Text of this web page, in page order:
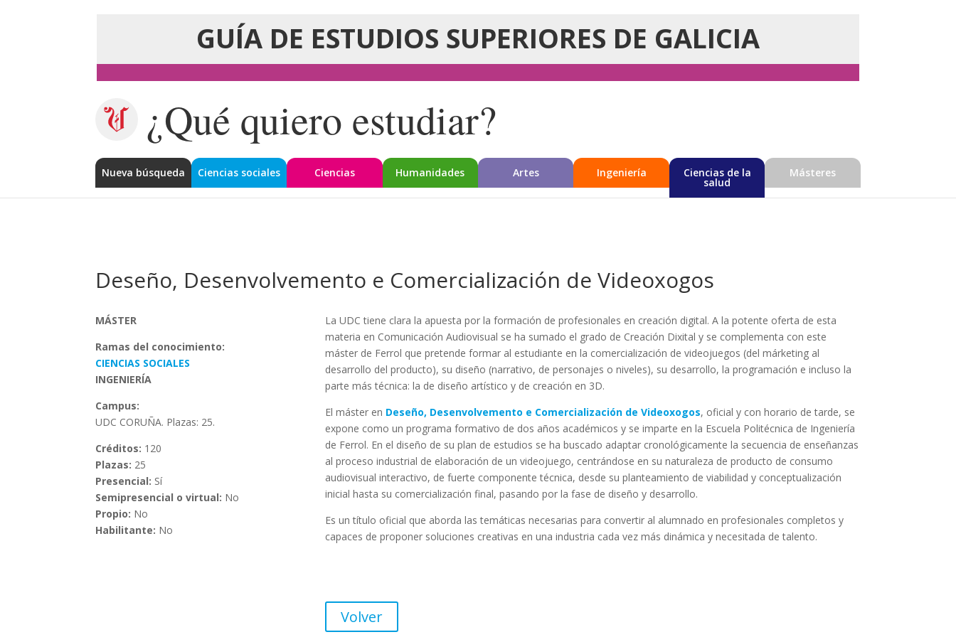
GUÍA DE ESTUDIOS SUPERIORES DE GALICIA
¿Qué quiero estudiar?
Nueva búsqueda Ciencias sociales Ciencias Humanidades Artes Ingeniería Ciencias de la
salud
Másteres
Deseño, Desenvolvemento e Comercialización de Videoxogos
MÁSTER
Ramas del conocimiento:
CIENCIAS SOCIALES
INGENIERÍA
Campus:
UDC CORUÑA. Plazas: 25.
Créditos: 120
Plazas: 25
Presencial: Sí
Semipresencial o virtual: No
Propio: No
Habilitante: No
La UDC tiene clara la apuesta por la formación de profesionales en creación digital. A la potente oferta de esta
materia en Comunicación Audiovisual se ha sumado el grado de Creación Dixital y se complementa con este
máster de Ferrol que pretende formar al estudiante en la comercialización de videojuegos (del márketing al
desarrollo del producto), su diseño (narrativo, de personajes o niveles), su desarrollo, la programación e incluso la
parte más técnica: la de diseño artístico y de creación en 3D.
El máster en Deseño, Desenvolvemento e Comercialización de Videoxogos, oficial y con horario de tarde, se
expone como un programa formativo de dos años académicos y se imparte en la Escuela Politécnica de Ingeniería
de Ferrol. En el diseño de su plan de estudios se ha buscado adaptar cronológicamente la secuencia de enseñanzas
al proceso industrial de elaboración de un videojuego, centrándose en su naturaleza de producto de consumo
audiovisual interactivo, de fuerte componente técnica, desde su planteamiento de viabilidad y conceptualización
inicial hasta su comercialización final, pasando por la fase de diseño y desarrollo.
Es un título oficial que aborda las temáticas necesarias para convertir al alumnado en profesionales completos y
capaces de proponer soluciones creativas en una industria cada vez más dinámica y necesitada de talento.
Volver